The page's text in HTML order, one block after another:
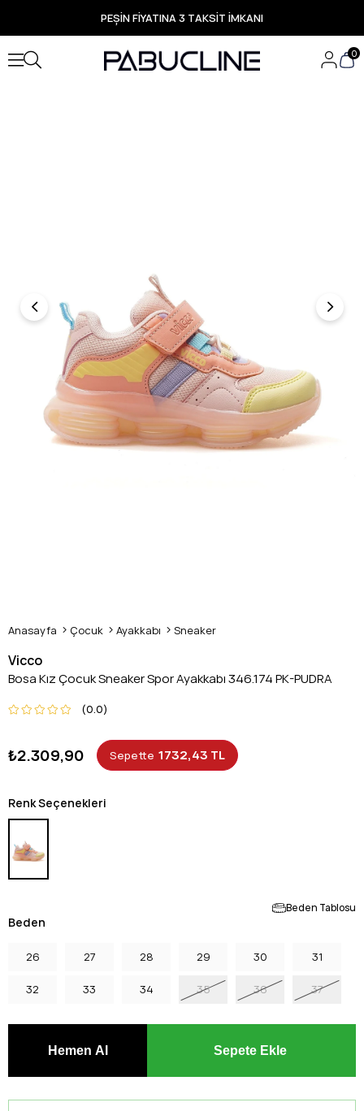
PEŞİN FİYATINA 3 TAKSİT İMKANI
TÜM ÜRÜNLERDE ÜCRETSİZ KARGO
Yeni Sezon Ürünlerde Özel Fırsatlar
Seçili Ürünlerde Hızlı Teslimat
0
Anasayfa Çocuk Ayakkabı Sneaker
Vicco
Bosa Kız Çocuk Sneaker Spor Ayakkabı 346.174 PK-PUDRA
0.0
₺2.309,90 Sepette 1732,43 TL
Renk Seçenekleri
Beden Tablosu
Beden
26 27 28 29 30 31
32 33 34 35 36 37